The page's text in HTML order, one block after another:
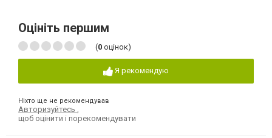
Оцініть першим
(0 оцінок)
Я рекомендую
Ніхто ще не рекомендував
Авторизуйтесь
щоб оцінити і порекомендувати